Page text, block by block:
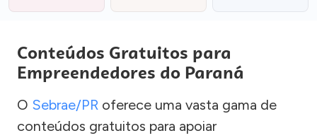
Conteúdos Gratuitos para
Empreendedores do Paraná
O Sebrae/PR oferece uma vasta gama de
conteúdos gratuitos para apoiar